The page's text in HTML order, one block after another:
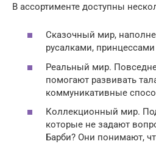
В ассортименте доступны
Сказочный мир,
русалками,
Реальный мир.
помогают развивать
коммуникативные
Коллекционный мир.
которые не задают
Барби? Они понимают,